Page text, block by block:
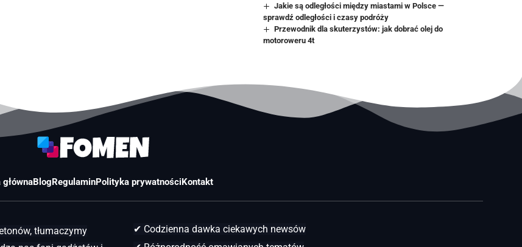
Jakie są odległości między miastami w Polsce —
sprawdź odległości i czasy podróży
Przewodnik dla skuterzystów: jak dobrać olej do
motoroweru 4t
BlogRegulaminPolityka prywatnościKontakt
tłumaczymy
✔ Codzienna dawka ciekawych newsów